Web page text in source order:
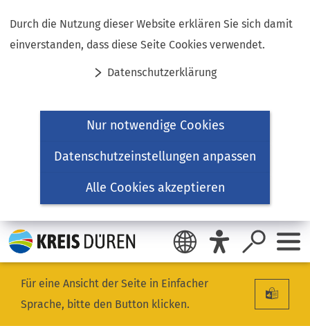
Durch die Nutzung dieser Website erklären Sie sich damit
einverstanden, dass diese Seite Cookies verwendet.
Datenschutzerklärung
Nur notwendige Cookies
Datenschutzeinstellungen anpassen
Alle Cookies akzeptieren
Inhalt anspringen
Für eine Ansicht der Seite in Einfacher
Sprache, bitte den Button klicken.